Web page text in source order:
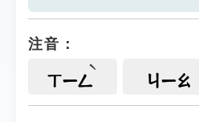
注音：
ㄒㄧㄥ ㄐㄧㄠ